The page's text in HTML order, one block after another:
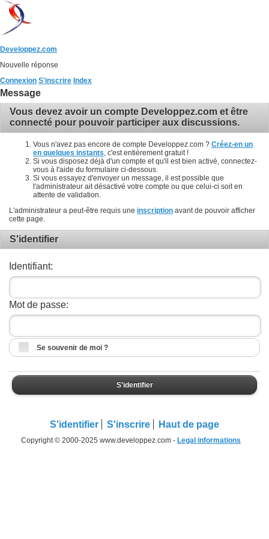
Developpez.com
Nouvelle réponse
Connexion S'inscrire Index
Message
Vous devez avoir un compte Developpez.com et être
connecté pour pouvoir participer aux discussions.
Vous n'avez pas encore de compte Developpez.com ? Créez-en un
en quelques instants , c'est entièrement gratuit !
Si vous disposez déjà d'un compte et qu'il est bien activé, connectez-
vous à l'aide du formulaire ci-dessous.
Si vous essayez d'envoyer un message, il est possible que
l'administrateur ait désactivé votre compte ou que celui-ci soit en
attente de validation.
L'administrateur a peut-être requis une inscription avant de pouvoir afficher
cette page.
S'identifier
Identifiant:
Mot de passe:
Se souvenir de moi ?
S'identifier
S'identifier S'inscrire Haut de page
Copyright © 2000-2025 www.developpez.com - Legal informations